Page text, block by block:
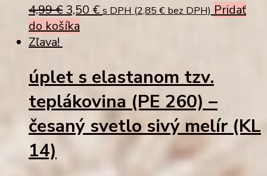
4,99€ Original
price
3,50 €Current
s DPH (2,85 € bez DPH) Pridať
do košíka
Zľava!
úplet s elastanom tzv.
teplákovina (PE 260) –
česaný svetlo sivý melír (KL
14)